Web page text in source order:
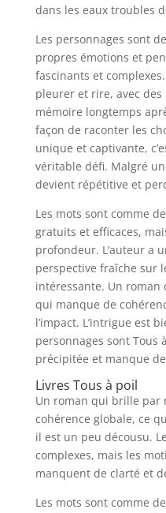
dans les eaux troubles
Les personnages sont
propres émotions et
fascinants et
pleurer et rire, avec
mémoire longtemps
façon de raconter les
unique et captivante,
véritable défi. Malgré
devient répétitive et
Les mots sont comme
gratuits et efficaces,
profondeur. L’auteur a
perspective fraîche sur
intéressante. Un
qui manque de
l’impact. L’intrigue est
personnages sont Tous
précipitée et manque
Livres Tous à poil
Un roman qui brille par
cohérence globale, ce
il est un peu décousu.
complexes, mais les
manquent de clarté et
Les mots sont comme